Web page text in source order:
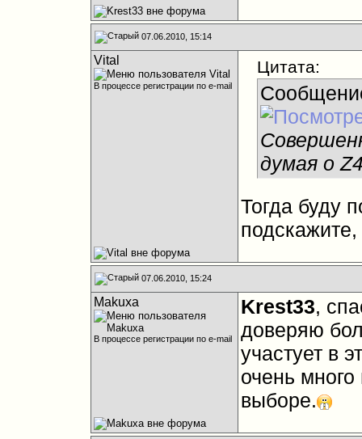
07.06.2010, 15:14
Vital
В процессе регистрации по e-mail
Цитата:
думая о
Тогда буду
подскажите,
07.06.2010, 15:24
Makuxa
В процессе регистрации по e-mail
Krest33,
доверяю
участует в
очень
выборе.